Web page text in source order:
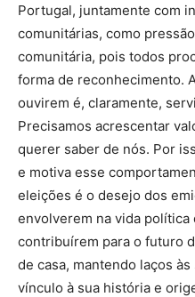
Portugal, juntamente com
comunitárias, como
comunitária, pois todos
forma de reconhecimento.
ouvirem é, claramente,
Precisamos acrescentar
querer saber de nós. Por
e motiva esse
eleições é o desejo dos
envolverem na vida política
contribuírem para o futuro
de casa, mantendo laços
vínculo à sua história e